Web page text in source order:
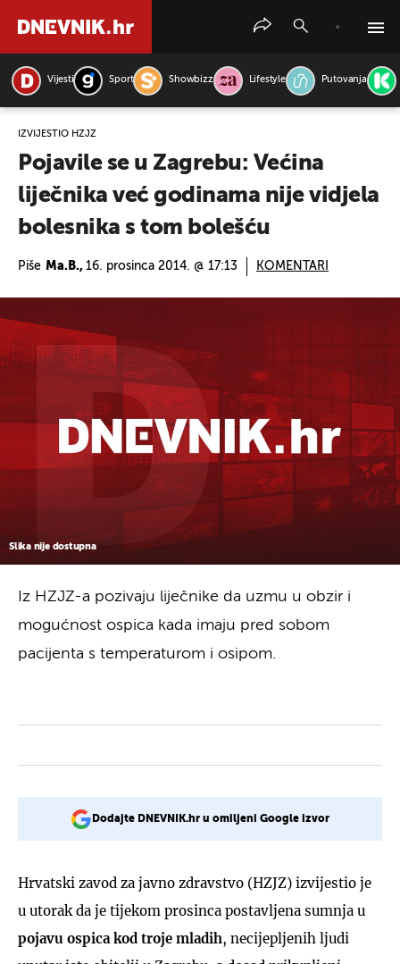
Vijesti Sport Showbizz Lifestyle Putovanja
IZVIJESTIO HZJZ
Pojavile se u Zagrebu: Većina
liječnika već godinama nije vidjela
bolesnika s tom bolešću
Piše Ma.B., 16. prosinca 2014. @ 17:13 KOMENTARI
Slika nije dostupna
Iz HZJZ-a pozivaju liječnike da uzmu u obzir i
mogućnost ospica kada imaju pred sobom
pacijenta s temperaturom i osipom.
Dodajte DNEVNIK.hr u omiljeni Google izvor
Hrvatski zavod za javno zdravstvo (HZJZ) izvijestio je
u utorak da je tijekom prosinca postavljena sumnja u
pojavu ospica kod troje mladih, necijepljenih ljudi
PRETRAŽITE VIJESTI